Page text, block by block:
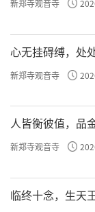
新郑寺观音寺
心无挂碍缚，处
新郑寺观音寺
人皆衡彼值，品
新郑寺观音寺
临终十念，生天